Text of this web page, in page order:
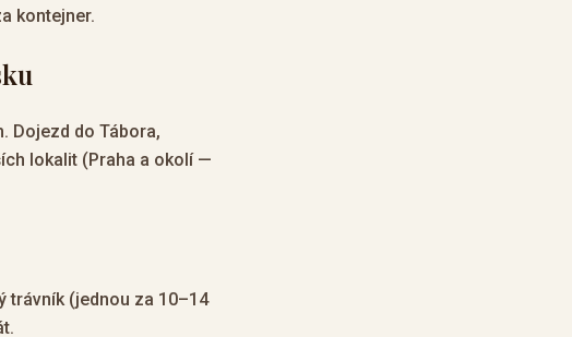
kontejner.
Dojezd do Tábora,
lokalit (Praha a okolí —
trávník (jednou za 10–14